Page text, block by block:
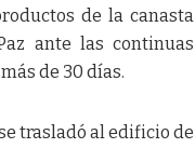
de la canasta
ante las continuas
de 30 días.
trasladó al edificio de